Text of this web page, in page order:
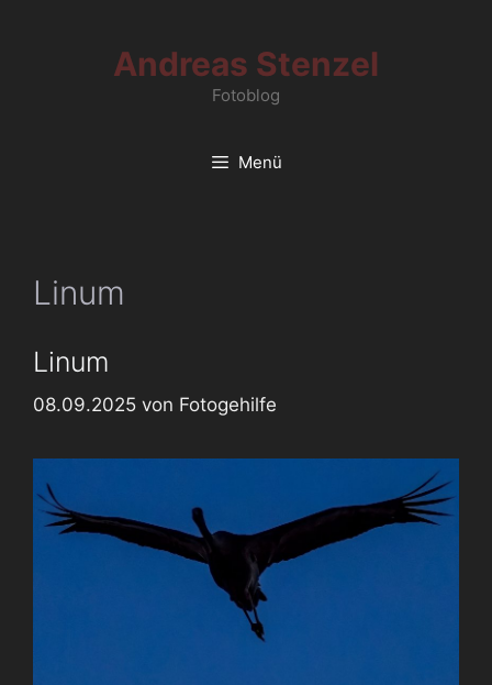
Andreas Stenzel
Fotoblog
Menü
Linum
Linum
08.09.2025 von Fotogehilfe